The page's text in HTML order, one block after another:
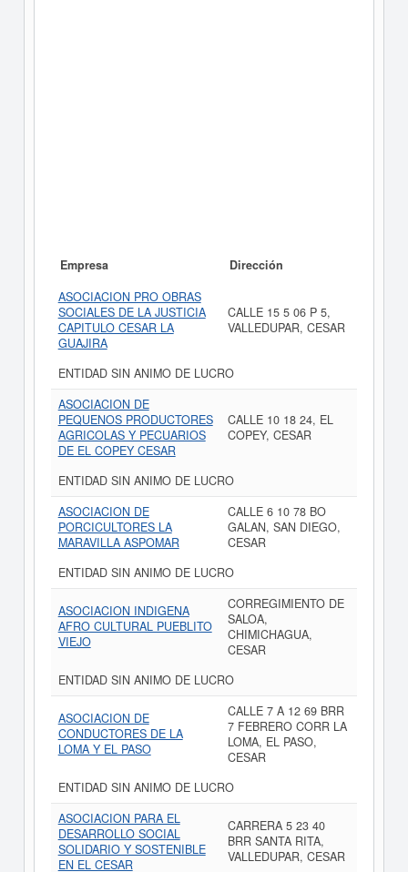
Empresa
Dirección
ASOCIACION PRO OBRAS
SOCIALES DE LA JUSTICIA
CAPITULO CESAR LA
GUAJIRA
CALLE 15 5 06 P 5,
VALLEDUPAR, CESAR
ENTIDAD SIN ANIMO DE LUCRO
ASOCIACION DE
PEQUENOS PRODUCTORES
AGRICOLAS Y PECUARIOS
DE EL COPEY CESAR
CALLE 10 18 24, EL
COPEY, CESAR
ENTIDAD SIN ANIMO DE LUCRO
ASOCIACION DE
PORCICULTORES LA
MARAVILLA ASPOMAR
CALLE 6 10 78 BO
GALAN, SAN DIEGO,
CESAR
ENTIDAD SIN ANIMO DE LUCRO
ASOCIACION INDIGENA
AFRO CULTURAL PUEBLITO
VIEJO
CORREGIMIENTO DE
SALOA,
CHIMICHAGUA,
CESAR
ENTIDAD SIN ANIMO DE LUCRO
ASOCIACION DE
CONDUCTORES DE LA
LOMA Y EL PASO
CALLE 7 A 12 69 BRR
7 FEBRERO CORR LA
LOMA, EL PASO,
CESAR
ENTIDAD SIN ANIMO DE LUCRO
ASOCIACION PARA EL
DESARROLLO SOCIAL
SOLIDARIO Y SOSTENIBLE
EN EL CESAR
CARRERA 5 23 40
BRR SANTA RITA,
VALLEDUPAR, CESAR